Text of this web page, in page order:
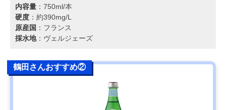
内容量 ：750ml/本
硬度 ：約390mg/L
原産国 ：フランス
採水地：ヴェルジェーズ
鶴田さんおすすめ②